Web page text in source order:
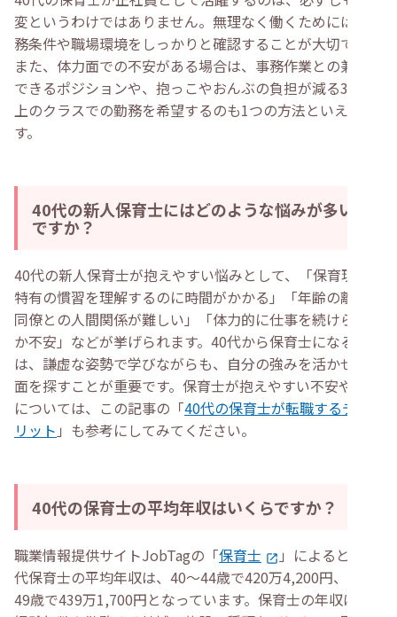
変というわけではありません。無理なく働くためには、勤
務条件や職場環境をしっかりと確認することが大切です。
また、体力面での不安がある場合は、事務作業との兼務が
できるポジションや、抱っこやおんぶの負担が減る3歳以
上のクラスでの勤務を希望するのも1つの方法といえま
す。
40代の新人保育士にはどのような悩みが多い
ですか？
40代の新人保育士が抱えやすい悩みとして、「保育現場
特有の慣習を理解するのに時間がかかる」「年齢の離れた
同僚との人間関係が難しい」「体力的に仕事を続けられる
か不安」などが挙げられます。40代から保育士になる場合
は、謙虚な姿勢で学びながらも、自分の強みを活かせる場
面を探すことが重要です。保育士が抱えやすい不安や悩み
については、この記事の「40代の保育士が転職するデメ
リット 」も参考にしてみてください。
40代の保育士の平均年収はいくらですか？
職業情報提供サイトJobTagの「保育士
」によると、40
代保育士の平均年収は、40〜44歳で420万4,200円、45〜
49歳で439万1,700円となっています。保育士の年収は、